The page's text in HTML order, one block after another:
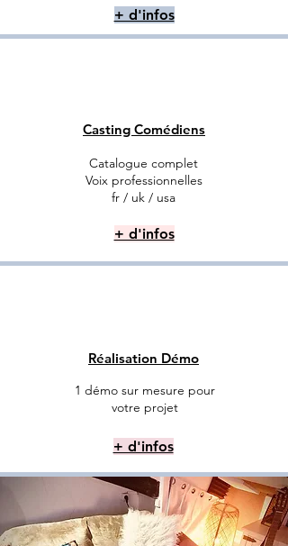
+ d'infos
Casting Comédiens
Catalogue complet
Voix professionnelles
fr / uk / usa
+ d'infos
Réalisation Démo
1 démo sur mesure pour
votre projet
+ d'infos